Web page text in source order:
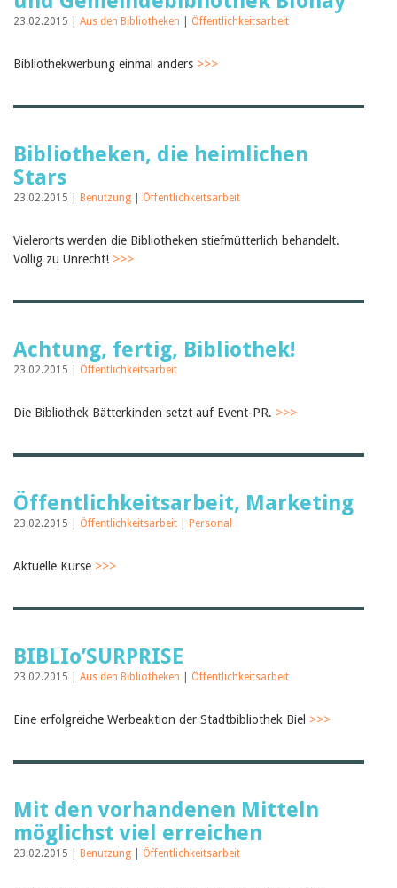
23.02.2015 | Aus den Bibliotheken Öffentlichkeitsarbeit
Bibliothekwerbung einmal anders >>>
Bibliotheken, die heimlichen
Stars
23.02.2015 | Benutzung Öffentlichkeitsarbeit
Vielerorts werden die Bibliotheken stiefmütterlich behandelt.
Völlig zu Unrecht! >>>
Achtung, fertig, Bibliothek!
23.02.2015 | Öffentlichkeitsarbeit
Die Bibliothek Bätterkinden setzt auf Event-PR. >>>
Öffentlichkeitsarbeit, Marketing
23.02.2015 | Öffentlichkeitsarbeit Personal
Aktuelle Kurse >>>
BIBLIo’SURPRISE
23.02.2015 | Aus den Bibliotheken Öffentlichkeitsarbeit
Eine erfolgreiche Werbeaktion der Stadtbibliothek Biel >>>
Mit den vorhandenen Mitteln
möglichst viel erreichen
23.02.2015 | Benutzung Öffentlichkeitsarbeit